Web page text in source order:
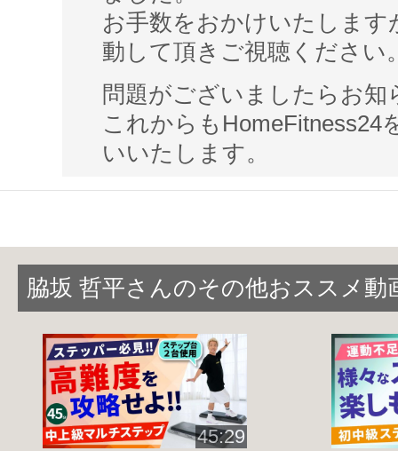
お手数をおかけいたします
動して頂きご視聴ください
問題がございましたらお知
これからもHomeFitness24
いいたします。
脇坂 哲平さんのその他おススメ動
45:29